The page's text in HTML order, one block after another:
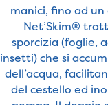
manici, fino ad
Net’Skim®
sporcizia (foglie,
insetti) che si
dell’acqua,
del cestello ed